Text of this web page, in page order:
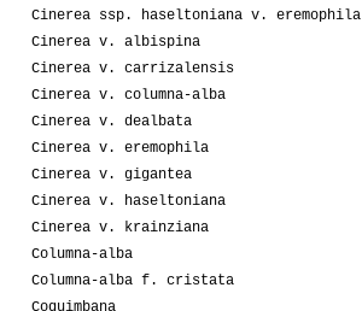
Cinerea ssp. haseltoniana v. eremophila
Cinerea v. albispina
Cinerea v. carrizalensis
Cinerea v. columna-alba
Cinerea v. dealbata
Cinerea v. eremophila
Cinerea v. gigantea
Cinerea v. haseltoniana
Cinerea v. krainziana
Columna-alba
Columna-alba f. cristata
Coquimbana